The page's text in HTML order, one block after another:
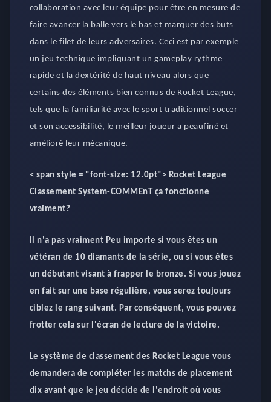
collaboration avec leur équipe pour être en mesure de
faire avancer la balle vers le bas et marquer des buts
dans le filet de leurs adversaires. Ceci est par exemple
un jeu technique impliquant un gameplay rythme
rapide et la dextérité de haut niveau alors que
certains des éléments bien connus de Rocket League,
tels que la familiarité avec le sport traditionnel soccer
et son accessibilité, le meilleur joueur a peaufiné et
amélioré leur mécanique.
< span style = "font-size: 12.0pt"> Rocket League
Classement System-COMMEnT ça fonctionne
vraiment?
Il n'a pas vraiment Peu importe si vous êtes un
vétéran de 10 diamants de la série, ou si vous êtes
un débutant visant à frapper le bronze. Si vous jouez
en fait sur une base régulière, vous serez toujours
ciblez le rang suivant. Par conséquent, vous pouvez
frotter cela sur l'écran de lecture de la victoire.
Le système de classement des Rocket League vous
demandera de compléter les matchs de placement
dix avant que le jeu décide de l'endroit où vous